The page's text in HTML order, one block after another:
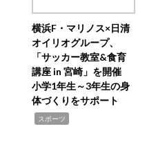
横浜F・マリノス×日清
オイリオグループ、
「サッカー教室&食育
講座 in 宮崎」を開催
小学1年生～3年生の身
体づくりをサポート
スポーツ